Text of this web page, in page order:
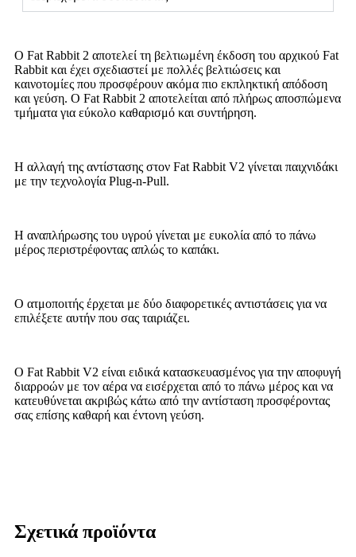
O Fat Rabbit 2 αποτελεί τη βελτιωμένη έκδοση τoυ αρχικού Fat
Rabbit και έχει σχεδιαστεί με πολλές βελτιώσεις και
καινοτομίες που προσφέρουν ακόμα πιο εκπληκτική απόδοση
και γεύση. Ο Fat Rabbit 2 αποτελείται από πλήρως αποσπώμενα
τμήματα για εύκολο καθαρισμό και συντήρηση.
Η αλλαγή της αντίστασης στον Fat Rabbit V2 γίνεται παιχνιδάκι
με την τεχνολογία Plug-n-Pull.
Η αναπλήρωσης του υγρού γίνεται με ευκολία από το πάνω
μέρος περιστρέφοντας απλώς το καπάκι.
Ο ατμοποιτής έρχεται με δύο διαφορετικές αντιστάσεις για να
επιλέξετε αυτήν που σας ταιριάζει.
Ο Fat Rabbit V2 είναι ειδικά κατασκευασμένος για την αποφυγή
διαρροών με τον αέρα να εισέρχεται από το πάνω μέρος και να
κατευθύνεται ακριβώς κάτω από την αντίσταση προσφέροντας
σας επίσης καθαρή και έντονη γεύση.
Σχετικά προϊόντα